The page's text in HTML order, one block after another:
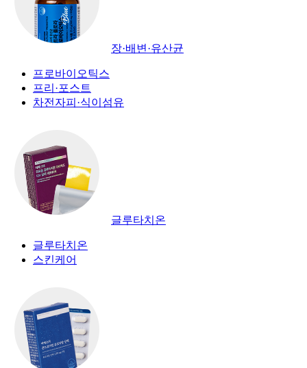
장·배변·유산균
프로바이오틱스
프리·포스트
차전자피·식이섬유
글루타치온
글루타치온
스킨케어